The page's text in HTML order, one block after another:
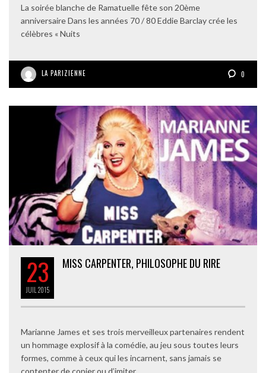
La soirée blanche de Ramatuelle fête son 20ème
anniversaire Dans les années 70 / 80 Eddie Barclay crée les
célèbres « Nuits
LA PARIZIENNE 0
23
JUIL 2015
MISS CARPENTER, PHILOSOPHE DU RIRE
Marianne James et ses trois merveilleux partenaires rendent
un hommage explosif à la comédie, au jeu sous toutes leurs
formes, comme à ceux qui les incarnent, sans jamais se
contenter de copier ou d’imiter.